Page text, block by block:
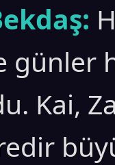
günler
Kai,